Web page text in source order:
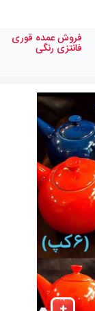
فروش عمده قوری
فانتزی رنگی